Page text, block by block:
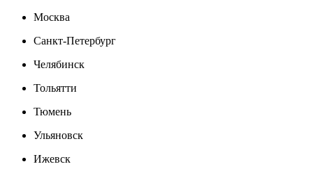
Москва
Санкт-Петербург
Челябинск
Тольятти
Тюмень
Ульяновск
Ижевск